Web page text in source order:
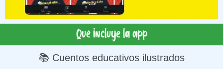
Qué incluye la app
📚 Cuentos educativos ilustrados